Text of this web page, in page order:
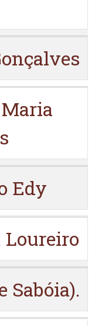
Maria
Edy
Loureiro
Sabóia).